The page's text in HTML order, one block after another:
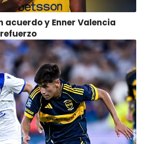
acuerdo y Enner Valencia